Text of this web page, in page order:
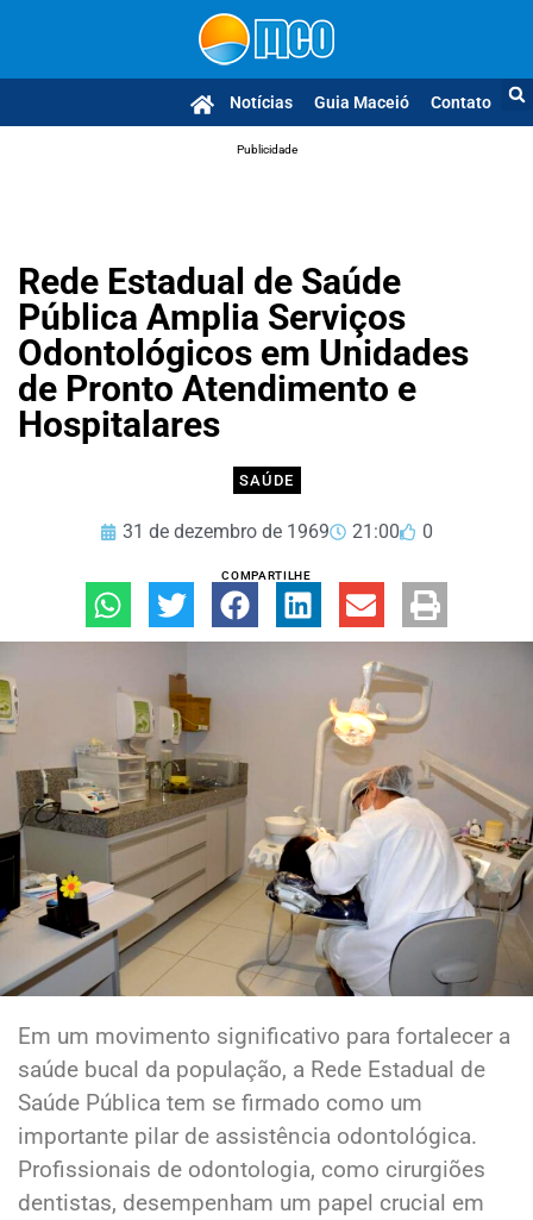
Notícias Guia Maceió Contato
Publicidade
Rede Estadual de Saúde
Pública Amplia Serviços
Odontológicos em Unidades
de Pronto Atendimento e
Hospitalares
SAÚDE
31 de dezembro de 1969 21:00 0
COMPARTILHE
Em um movimento significativo para fortalecer a
saúde bucal da população, a Rede Estadual de
Saúde Pública tem se firmado como um
importante pilar de assistência odontológica.
Profissionais de odontologia, como cirurgiões
dentistas, desempenham um papel crucial em